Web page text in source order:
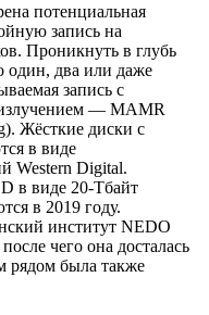
потенциальная
запись на
Проникнуть в глубь
один, два или даже
запись с
— MAMR
Жёсткие диски с
в виде
Western Digital.
в виде 20-Тбайт
в 2019 году.
институт NEDO
чего она досталась
рядом была также